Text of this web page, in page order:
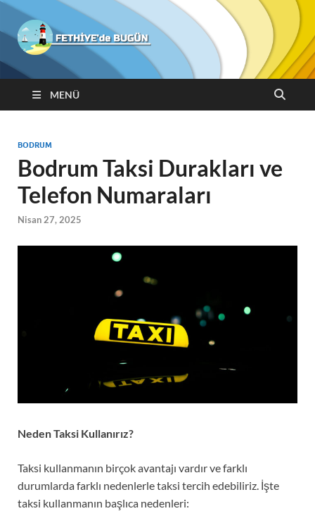
Fethiyede
Bugün
MENÜ
BODRUM
Bodrum Taksi Durakları ve
Telefon Numaraları
Nisan 27, 2025
Neden Taksi Kullanırız?
Taksi kullanmanın birçok avantajı vardır ve farklı
durumlarda farklı nedenlerle taksi tercih edebiliriz. İşte
taksi kullanmanın başlıca nedenleri: